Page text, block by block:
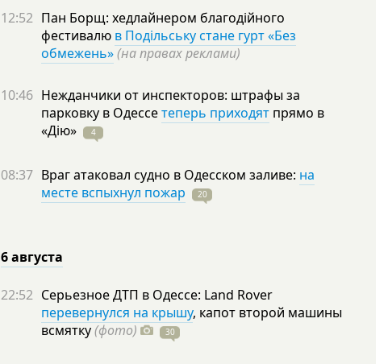
12:52 Пан Борщ: хедлайнером благодійного
фестивалю в Подільську стане гурт «Без
обмежень»(на правах реклами)
10:46 Нежданчики от инспекторов: штрафы за
парковку в Одессетеперь приходят прямо в
«Дію»
4
08:37 Враг атаковал судно в Одесском заливе: на
месте вспыхнул пожар
20
6 августа
22:52 Серьезное ДТП в Одессе: Land Rover
перевернулся на крышу, капот второй машины
всмятку(фото) 30